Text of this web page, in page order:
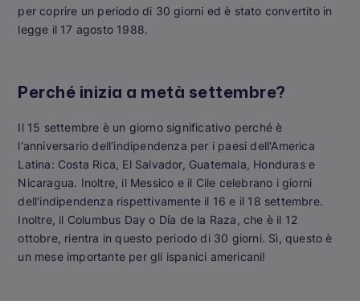
per coprire un periodo di 30 giorni ed è stato convertito in
legge il 17 agosto 1988.
Perché inizia a metà settembre?
Il 15 settembre è un giorno significativo perché è
l'anniversario dell'indipendenza per i paesi dell'America
Latina: Costa Rica, El Salvador, Guatemala, Honduras e
Nicaragua. Inoltre, il Messico e il Cile celebrano i giorni
dell'indipendenza rispettivamente il 16 e il 18 settembre.
Inoltre, il Columbus Day o Día de la Raza, che è il 12
ottobre, rientra in questo periodo di 30 giorni. Sì, questo è
un mese importante per gli ispanici americani!